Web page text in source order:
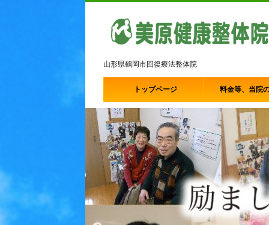
山形県鶴岡市回復療法整体院
トップページ 料金等、当院